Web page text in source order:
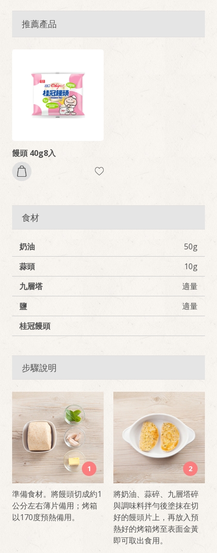
推薦產品
饅頭 40g8入
食材
奶油
50g
蒜頭
10g
九層塔
適量
鹽
適量
桂冠饅頭
步驟說明
1
準備食材。將饅頭切成約1
公分左右薄片備用；烤箱
以170度預熱備用。
2
將奶油、蒜碎、九層塔碎
與調味料拌勻後塗抹在切
好的饅頭片上，再放入預
熱好的烤箱烤至表面金黃
即可取出食用。